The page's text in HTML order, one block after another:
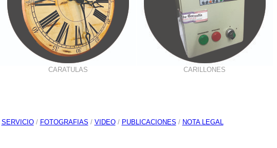
CARATULAS CARILLONES
SERVICIO/ FOTOGRAFIAS / VIDEO/ PUBLICACIONES / NOTA LEGAL